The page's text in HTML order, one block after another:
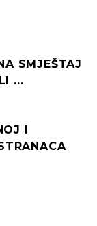
SMJEŠTAJ
...
I